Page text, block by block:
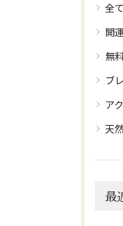
全
開運
無
ブ
ア
天
最